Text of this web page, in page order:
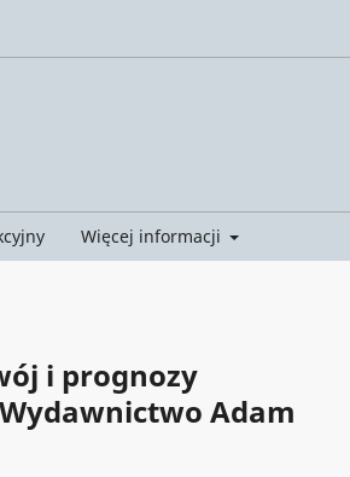
Więcej informacji
i prognozy
Adam